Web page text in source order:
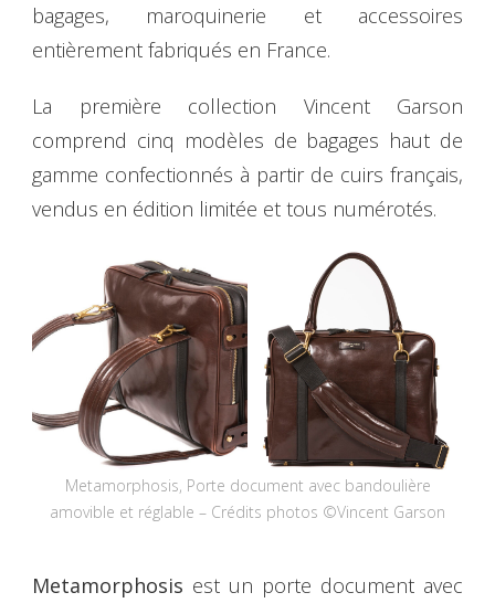
bagages, maroquinerie et accessoires
entièrement fabriqués en France.
La première collection Vincent Garson
comprend cinq modèles de bagages haut de
gamme confectionnés à partir de cuirs français,
vendus en édition limitée et tous numérotés.
Metamorphosis, Porte document avec bandoulière
amovible et réglable – Crédits photos ©Vincent Garson
Metamorphosis est un porte document avec